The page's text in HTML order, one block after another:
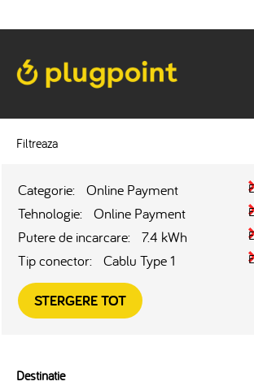
Filtreaza
Categorie: Online Payment
Tehnologie: Online Payment
Putere de incarcare: 7.4 kWh
Tip conector: Cablu Type 1
STERGERE TOT
Destinatie